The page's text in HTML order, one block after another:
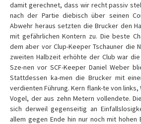
damit gerechnet, dass wir recht passiv
nach der Partie diebisch über seinen
Abwehr heraus setzten die Brucker den
mit gefährlichen Kontern zu. Die beste
dem aber vor Clup-Keeper Tschauner die
zweiten Halbzeit erhöhte der Club war
Sze-nen vor SCF-Keeper Daniel Weber
Stattdessen ka-men die Brucker mit
verdienten Führung. Kern flank-te von
Vogel, der aus zehn Metern vollendete.
sich derweil gegenseitig an
allem gegen Ende hin nur noch mit hohen